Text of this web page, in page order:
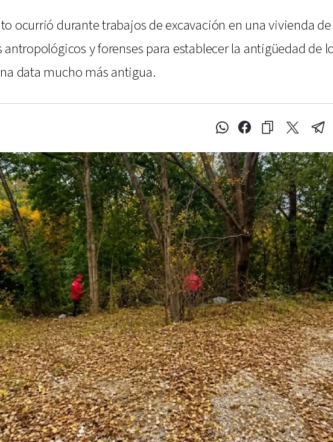
ocurrió durante trabajos de excavación en una vivienda
y forenses para establecer la antigüedad de
data mucho más antigua.